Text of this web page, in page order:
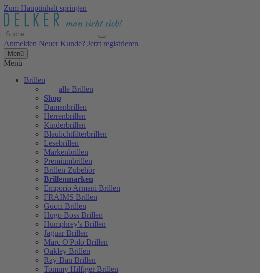
Zum Hauptinhalt springen
Anmelden Neuer Kunde? Jetzt registrieren
Menü
Menü
Brillen
alle Brillen
Shop
Damenbrillen
Herrenbrillen
Kinderbrillen
Blaulichtfilterbrillen
Lesebrillen
Markenbrillen
Premiumbrillen
Brillen-Zubehör
Brillenmarken
Emporio Armani Brillen
FRAIMS Brillen
Gucci Brillen
Hugo Boss Brillen
Humphrey's Brillen
Jaguar Brillen
Marc O'Polo Brillen
Oakley Brillen
Ray-Ban Brillen
Tommy Hilfiger Brillen